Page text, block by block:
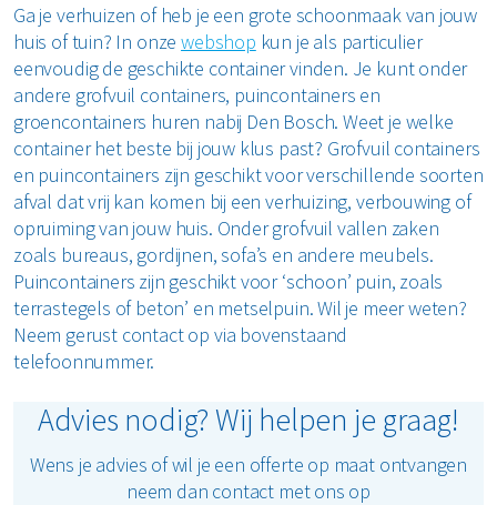
Ga je verhuizen of heb je een grote schoonmaak van jouw
huis of tuin? In onzewebshop kun je als particulier
eenvoudig de geschikte container vinden. Je kunt onder
andere grofvuil containers, puincontainers en
groencontainers huren nabij Den Bosch. Weet je welke
container het beste bij jouw klus past? Grofvuil containers
en puincontainers zijn geschikt voor verschillende soorten
afval dat vrij kan komen bij een verhuizing, verbouwing of
opruiming van jouw huis. Onder grofvuil vallen zaken
zoals bureaus, gordijnen, sofa’s en andere meubels.
Puincontainers zijn geschikt voor ‘schoon’ puin, zoals
terrastegels of beton’ en metselpuin. Wil je meer weten?
Neem gerust contact op via bovenstaand
telefoonnummer.
Advies nodig? Wij helpen je graag!
Wens je advies of wil je een offerte op maat ontvangen
neem dan contact met ons op